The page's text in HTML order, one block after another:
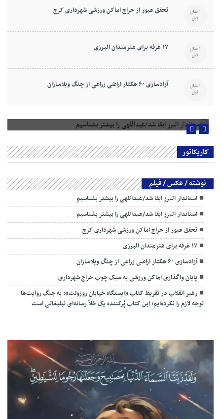
تحقق عبور از حراج اماکن ورزشی شهرداری کرج 1 سال
قبل
۱۷ غرفه برای هنرمندان البرزی 1 سال
قبل
آزادسازی ۶۰ هکتار اراضی زراعی از چنگ ویلاسازان 1 سال
قبل
کاریکاتور
نوشته / عکس / فیلم
استاندار البرز ابقا شد/عبداللهی را بیشتر بشناسیم
استاندار البرز ابقا شد/عبداللهی را بیشتر بشناسیم
تحقق عبور از حراج اماکن ورزشی شهرداری کرج
۱۷ غرفه برای هنرمندان البرزی
آزادسازی ۶۰ هکتار اراضی زراعی از چنگ ویلاسازان
پایان واگذاری اماکن ورزشی به سبک چوب حراج شهرداری
رهبر انقلاب در تقریظ کتاب «ایستگاه خیابان روزولت»: به جنگ روایت‌ها
توجه لازم را نکرده‌ایم؛ این کتاب پُرکننده‌ یک خلأ رسانه‌ای تبلیغاتی است